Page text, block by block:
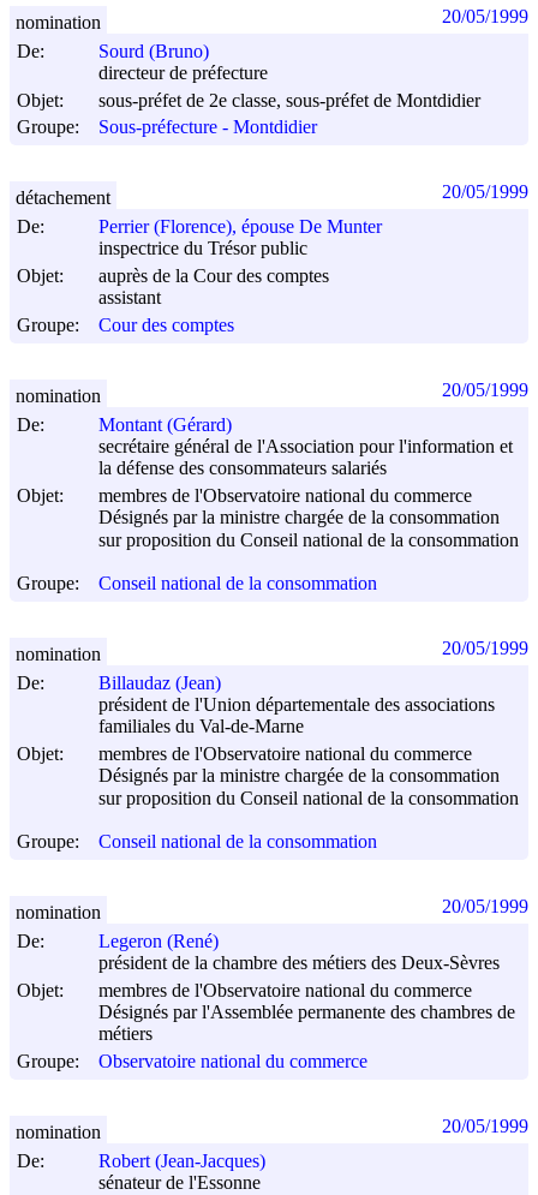
De:
Sourd (Bruno)
directeur de préfecture
Objet:
sous-préfet de 2e classe, sous-préfet de Montdidier
Groupe:
Sous-préfecture - Montdidier
nomination 20/05/1999
De:
Perrier (Florence), épouse De Munter
inspectrice du Trésor public
Objet:
auprès de la Cour des comptes
assistant
Groupe:
Cour des comptes
détachement 20/05/1999
De:
Montant (Gérard)
secrétaire général de l'Association pour l'information et
la défense des consommateurs salariés
Objet:
membres de l'Observatoire national du commerce
Désignés par la ministre chargée de la consommation
sur proposition du Conseil national de la consommation
Groupe: Conseil national de la consommation
nomination 20/05/1999
De:
Billaudaz (Jean)
président de l'Union départementale des associations
familiales du Val-de-Marne
Objet:
membres de l'Observatoire national du commerce
Désignés par la ministre chargée de la consommation
sur proposition du Conseil national de la consommation
Groupe: Conseil national de la consommation
nomination 20/05/1999
De:
Legeron (René)
président de la chambre des métiers des Deux-Sèvres
Objet:
membres de l'Observatoire national du commerce
Désignés par l'Assemblée permanente des chambres de
métiers
Groupe:
Observatoire national du commerce
nomination 20/05/1999
De:
Robert (Jean-Jacques)
sénateur de l'Essonne
nomination 20/05/1999